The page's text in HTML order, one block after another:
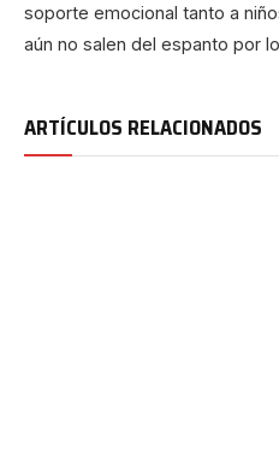
soporte emocional tanto a
aún no salen del espanto por
ARTÍCULOS RELACIONADOS